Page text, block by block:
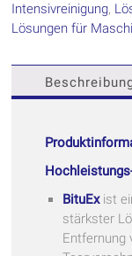
Intensivreinigung,
Lösungen für
BituExist
stärkster
Entfernung